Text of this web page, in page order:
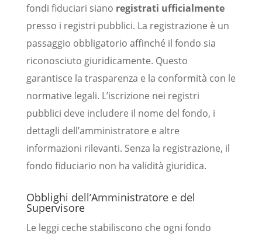
fondi fiduciari siano registrati ufficialmente
presso i registri pubblici. La registrazione è un
passaggio obbligatorio affinché il fondo sia
riconosciuto giuridicamente. Questo
garantisce la trasparenza e la conformità con le
normative legali. L’iscrizione nei registri
pubblici deve includere il nome del fondo, i
dettagli dell’amministratore e altre
informazioni rilevanti. Senza la registrazione, il
fondo fiduciario non ha validità giuridica.
Obblighi dell’Amministratore e del
Supervisore
Le leggi ceche stabiliscono che ogni fondo